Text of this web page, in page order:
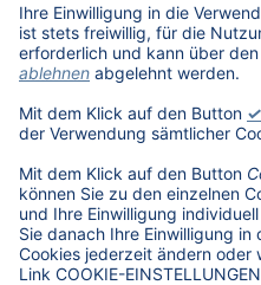
Schüler, Absolventen, Studenten
#getDATjob
DAT International
Wir über uns
DAT Historie
Nachhaltigkeit
Informationssicherheit